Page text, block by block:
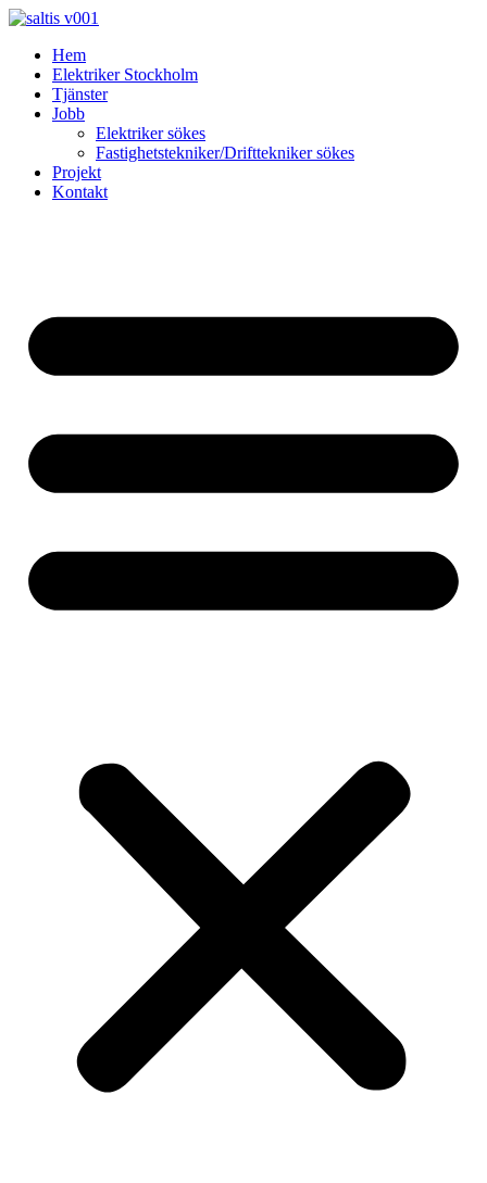
Skip
contentHem
Elektriker Stockholm
Tjänster
Jobb
Elektriker sökes
Fastighetstekniker/Drifttekniker sökes
Projekt
Kontakt